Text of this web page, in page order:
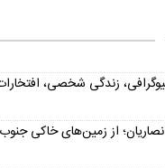
زندگی شخصی،
از زمین‌های خاکی